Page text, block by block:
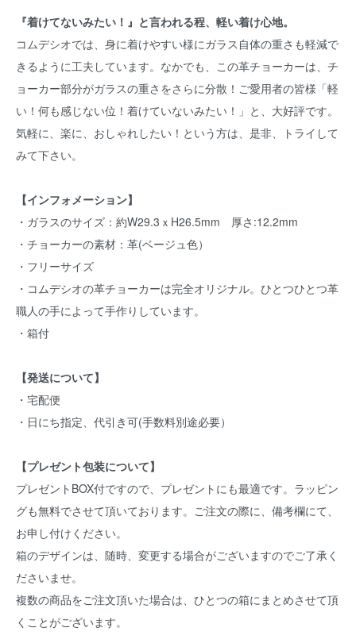
『着けてないみたい！』と言われる程、軽い着け心地。
コムデシオでは、身に着けやすい様にガラス自体の重さも軽減で
きるように工夫しています。なかでも、この革チョーカーは、チ
ョーカー部分がガラスの重さをさらに分散！ご愛用者の皆様「軽
い！何も感じない位！着けていないみたい！」と、大好評です。
気軽に、楽に、おしゃれしたい！という方は、是非、トライして
みて下さい。
【インフォメーション】
・ガラスのサイズ：約W29.3ｘH26.5mm 厚さ:12.2mm
・チョーカーの素材：革(ベージュ色）
・フリーサイズ
・コムデシオの革チョーカーは完全オリジナル。ひとつひとつ革
職人の手によって手作りしています。
・箱付
【発送について】
・宅配便
・日にち指定、代引き可(手数料別途必要）
【プレゼント包装について】
プレゼントBOX付ですので、プレゼントにも最適です。ラッピン
グも無料でさせて頂いております。ご注文の際に、備考欄にて、
お申し付けください。
箱のデザインは、随時、変更する場合がございますのでご了承く
ださいませ。
複数の商品をご注文頂いた場合は、ひとつの箱にまとめさせて頂
くことがございます。